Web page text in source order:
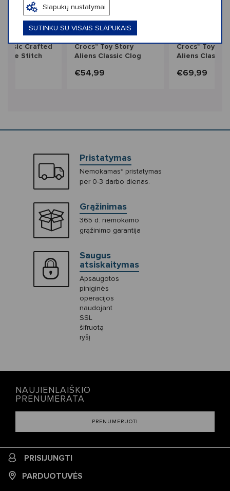
Slapukų nustatymai
SUTINKU SU VISAIS SLAPUKAIS
Crafted
Stitch
Naujiena
Crocs™ Toy Story
Aliens Classic Clog
€54,99
Crocs™ Toy
Aliens Classic
€69,99
‹
Pristatymas
Nemokamas* pristatymas
per 0-3 darbo dienas.
Grąžinimas
365 d. nemokamo
grąžinimo garantija
Saugus
atsiskaitymas
Apsaugotos
piniginės
operacijos
naudojant
SSL
šifruotą
ryšį
NAUJIENLAIŠKIO
PRENUMERATA
PRENUMERUOTI
PRISIJUNGTI
PARDUOTUVĖS